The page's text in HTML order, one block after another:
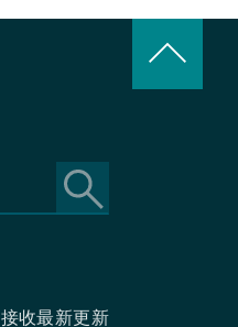
keyboard_arrow_up
接收最新更新